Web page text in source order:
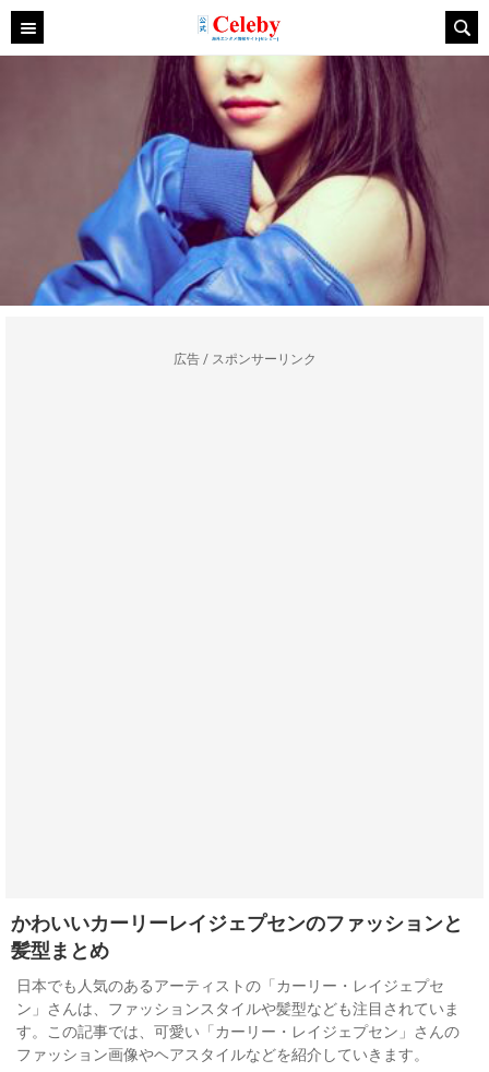
広告 / スポンサーリンク
かわいいカーリーレイジェプセンのファッションと
髪型まとめ
日本でも人気のあるアーティストの「カーリー・レイジェプセ
ン」さんは、ファッションスタイルや髪型なども注目されていま
す。この記事では、可愛い「カーリー・レイジェプセン」さんの
ファッション画像やヘアスタイルなどを紹介していきます。